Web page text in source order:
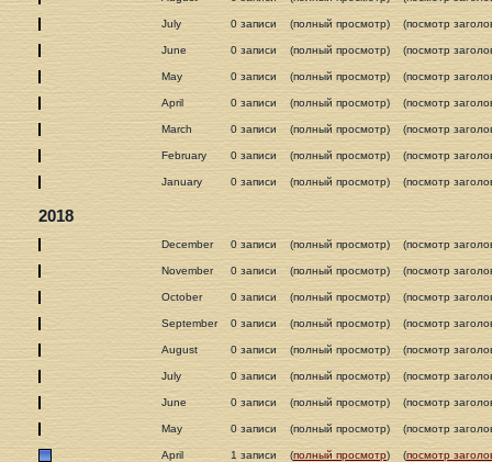
July 0 записи (полный просмотр) (посмотр
June 0 записи (полный просмотр) (посмотр
May 0 записи (полный просмотр) (посмотр
April 0 записи (полный просмотр) (посмотр
March 0 записи (полный просмотр) (посмотр
February 0 записи (полный просмотр) (посмотр
January 0 записи (полный просмотр) (посмотр
2018
December 0 записи (полный просмотр) (посмотр
November 0 записи (полный просмотр) (посмотр
October 0 записи (полный просмотр) (посмотр
September 0 записи (полный просмотр) (посмотр
August 0 записи (полный просмотр) (посмотр
July 0 записи (полный просмотр) (посмотр
June 0 записи (полный просмотр) (посмотр
May 0 записи (полный просмотр) (посмотр
April 1 записи (полный просмотр) (посмотр